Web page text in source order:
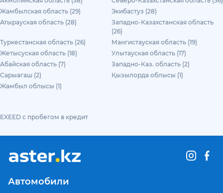
Жамбылская область (29)
Экибастуз (28)
Атырауская область (28)
Западно-Казахстанская область
(26)
Туркестанская область (26)
Мангистауская область (19)
Жетысуская область (18)
Улытауская область (17)
Абайская область (7)
Западно-Каз. область (2)
Сарыагаш (2)
Қызылорда облысы (1)
Жамбыл облысы (1)
EXEED с пробегом в кредит
Автомобили